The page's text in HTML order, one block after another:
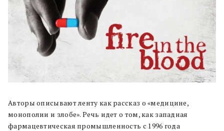
Авторы описывают ленту как рассказ о «медицине,
монополии и злобе». Речь идет о том, как западная
фармацевтическая промышленность с 1996 года